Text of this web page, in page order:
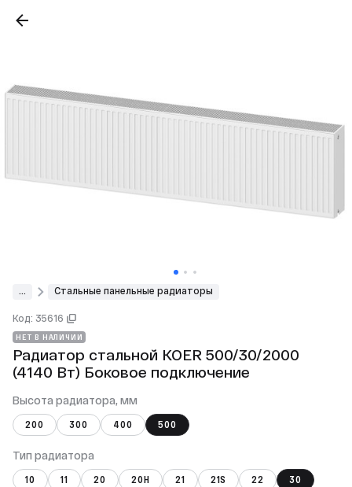
Стальные панельные радиаторы
Код: 35616
НЕТ В НАЛИЧИИ
Радиатор стальной KOER 500/30/2000
(4140 Вт) Боковое подключение
Высота радиатора, мм
200 300 400 500
Тип радиатора
10 11 20 20Н 21 21S 22
30